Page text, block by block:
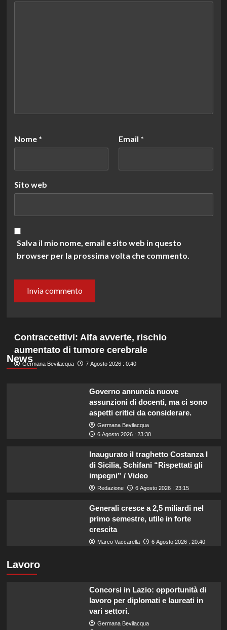
Nome * Email *
Sito web
Salva il mio nome, email e sito web in questo
browser per la prossima volta che commento.
News
Contraccettivi: Aifa avverte, rischio
aumentato di tumore cerebrale
Germana Bevilacqua 7 Agosto 2026 : 0:40
Governo annuncia nuove
assunzioni di docenti, ma ci sono
aspetti critici da considerare.
Germana Bevilacqua
6 Agosto 2026 : 23:30
Inaugurato il traghetto Costanza I
di Sicilia, Schifani “Rispettati gli
impegni” / Video
Redazione 6 Agosto 2026 : 23:15
Generali cresce a 2,5 miliardi nel
primo semestre, utile in forte
crescita
Marco Vaccarella 6 Agosto 2026 : 20:40
Lavoro
Concorsi in Lazio: opportunità di
lavoro per diplomati e laureati in
vari settori.
Germana Bevilacqua